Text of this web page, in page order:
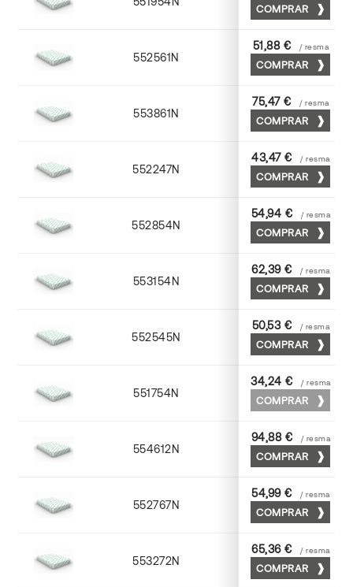
COMPRAR
552561N 63 x 88
51,88 € / resma
COMPRAR
553861N 63 x 88
75,47 € / resma
COMPRAR
552247N 45 x 64
43,47 € / resma
COMPRAR
552854N 52 x 70
54,94 € / resma
COMPRAR
553154N 52 x 70
62,39 € / resma
COMPRAR
552545N 45 x 64
50,53 € / resma
COMPRAR
551754N 52 x 70
34,24 € / resma
COMPRAR
554612N 72 x 102
94,88 € / resma
COMPRAR
552767N 65 x 90
54,99 € / resma
COMPRAR
553272N 70 x 100
65,36 € / resma
COMPRAR